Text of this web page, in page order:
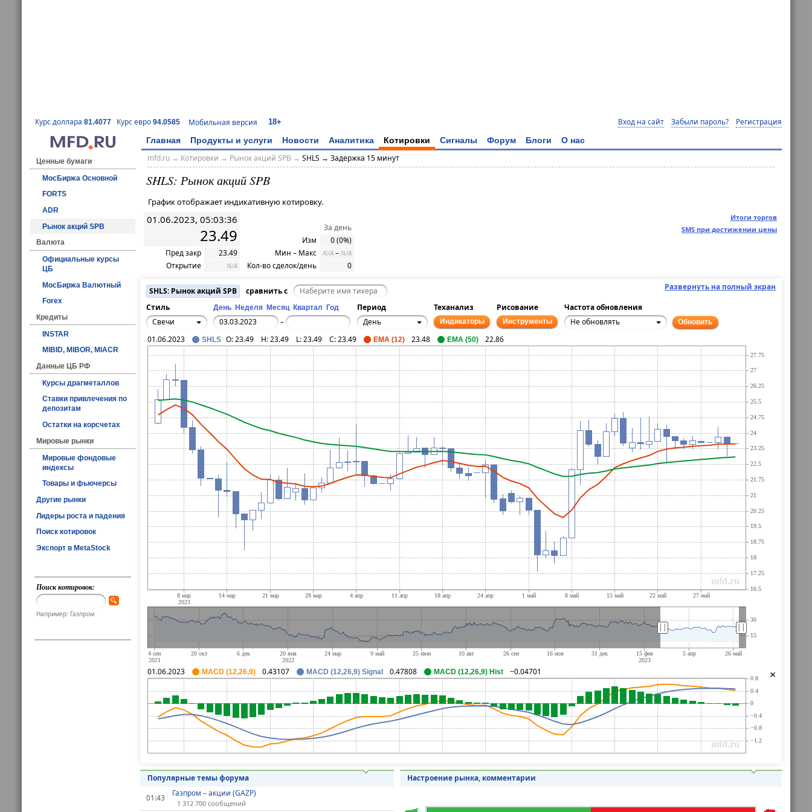
Курс доллара 81.4077 Курс евро 94.0585 Мобильная версия 18+ Вход на сайт Забыли пароль? Регистрация
Главная Продукты и услуги Новости Аналитика Котировки Сигналы Форум Блоги О нас
Ценные бумаги
МосБиржа Основной
FORTS
ADR
Рынок акций SPB
Валюта
Официальные курсы
ЦБ
МосБиржа Валютный
Forex
Кредиты
INSTAR
MIBID, MIBOR, MIACR
Данные ЦБ РФ
Курсы драгметаллов
Ставки привлечения по
депозитам
Остатки на корсчетах
Мировые рынки
Мировые фондовые
индексы
Товары и фьючерсы
Другие рынки
Лидеры роста и падения
Поиск котировок
Экспорт в MetaStock
Поиск котировок:
Например: Газпром
mfd.ru→ Котировки → Рынок акций SPB → SHLS → Задержка 15 минут
SHLS: Рынок акций SPB
График отображает индикативную котировку.
Итоги торгов
SMS при достижении цены
01.06.2023, 05:03:36
23.49
Пред закр
23.49
Открытие
N/A
За день
Изм
0 (0%)
Мин – Макс
N/A – N/A
Кол-во сделок/день 0
Развернуть на полный экран
SHLS: Рынок акций SPB
сравнить с
Стиль
День Неделя Месяц Квартал Год Период Теханализ Рисование
Частота обновления
Свечи
– День Индикаторы Инструменты Не обновлять Обновить
|| ||
×
01.06.2023 SHLS O:23.49 H:23.49 L:23.49 C:23.49 EMA (12) 23.48 EMA (50) 22.86
01.06.2023 MACD (12,26,9) 0.43107 MACD (12,26,9) Signal 0.47808 MACD (12,26,9) Hist −0.04701
Популярные темы форума
01:43
Газпром – акции (GAZP)
1 312 700 сообщений
Настроение рынка, комментарии